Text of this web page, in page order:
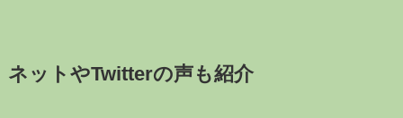
ネットやTwitterの声も紹介